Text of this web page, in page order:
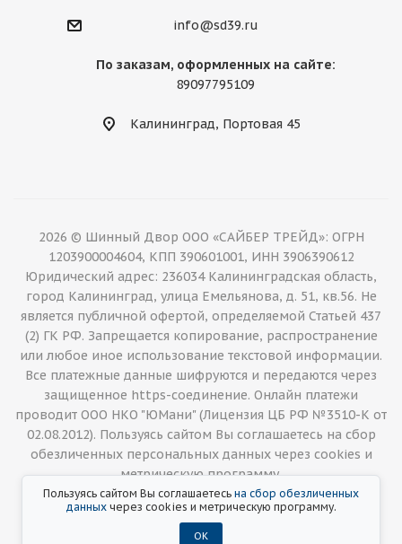
info@sd39.ru
По заказам, оформленных на сайте:
89097795109
Калининград, Портовая 45
2026 © Шинный Двор ООО «САЙБЕР ТРЕЙД»: ОГРН
1203900004604, КПП 390601001, ИНН 3906390612
Юридический адрес: 236034 Калининградская область,
город Калининград, улица Емельянова, д. 51, кв.56. Не
является публичной офертой, определяемой Статьей 437
(2) ГК РФ. Запрещается копирование, распространение
или любое иное использование текстовой информации.
Все платежные данные шифруются и передаются через
защищенное https-соединение. Онлайн платежи
проводит ООО НКО "ЮМани" (Лицензия ЦБ РФ №3510-К от
02.08.2012). Пользуясь сайтом Вы соглашаетесь на сбор
обезличенных персональных данных через cookies и
метрическую программу.
Пользуясь сайтом Вы соглашаетесь на сбор обезличенных
данныхчерез cookies и метрическую программу.
ОК